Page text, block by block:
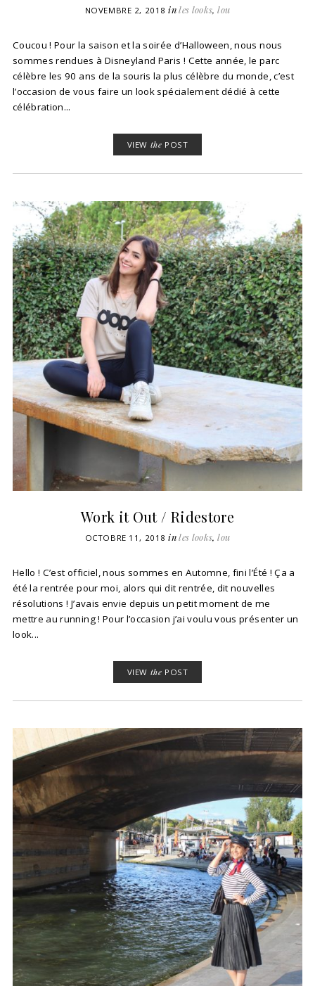
NOVEMBRE 2, 2018 inles looks,lou
Coucou ! Pour la saison et la soirée d’Halloween, nous nous
sommes rendues à Disneyland Paris ! Cette année, le parc
célèbre les 90 ans de la souris la plus célèbre du monde, c’est
l’occasion de vous faire un look spécialement dédié à cette
célébration...
VIEW the POST
Work it Out / Ridestore
OCTOBRE 11, 2018 inles looks,lou
Hello ! C’est officiel, nous sommes en Automne, fini l’Été ! Ça a
été la rentrée pour moi, alors qui dit rentrée, dit nouvelles
résolutions ! J’avais envie depuis un petit moment de me
mettre au running ! Pour l’occasion j’ai voulu vous présenter un
look...
VIEW the POST